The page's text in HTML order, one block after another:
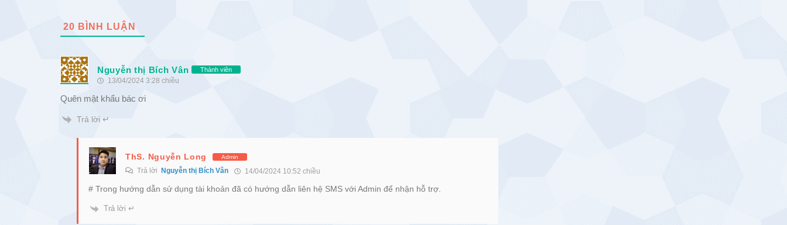
20 BÌNH LUẬN
Nguyễn thị Bích Vân Thành viên
13/04/2024 3:28 chiều
Quên mật khẩu bác ơi
Trả lời ↵
ThS. Nguyễn Long Admin
Trả lời Nguyễn thị Bích Vân 14/04/2024 10:52 chiều
# Trong hướng dẫn sử dụng tài khoản đã có hướng dẫn liên hệ SMS với Admin để nhận hỗ trợ.
Trả lời ↵